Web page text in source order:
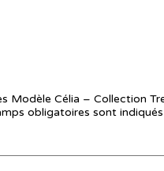
Modèle Célia – Collection
obligatoires sont